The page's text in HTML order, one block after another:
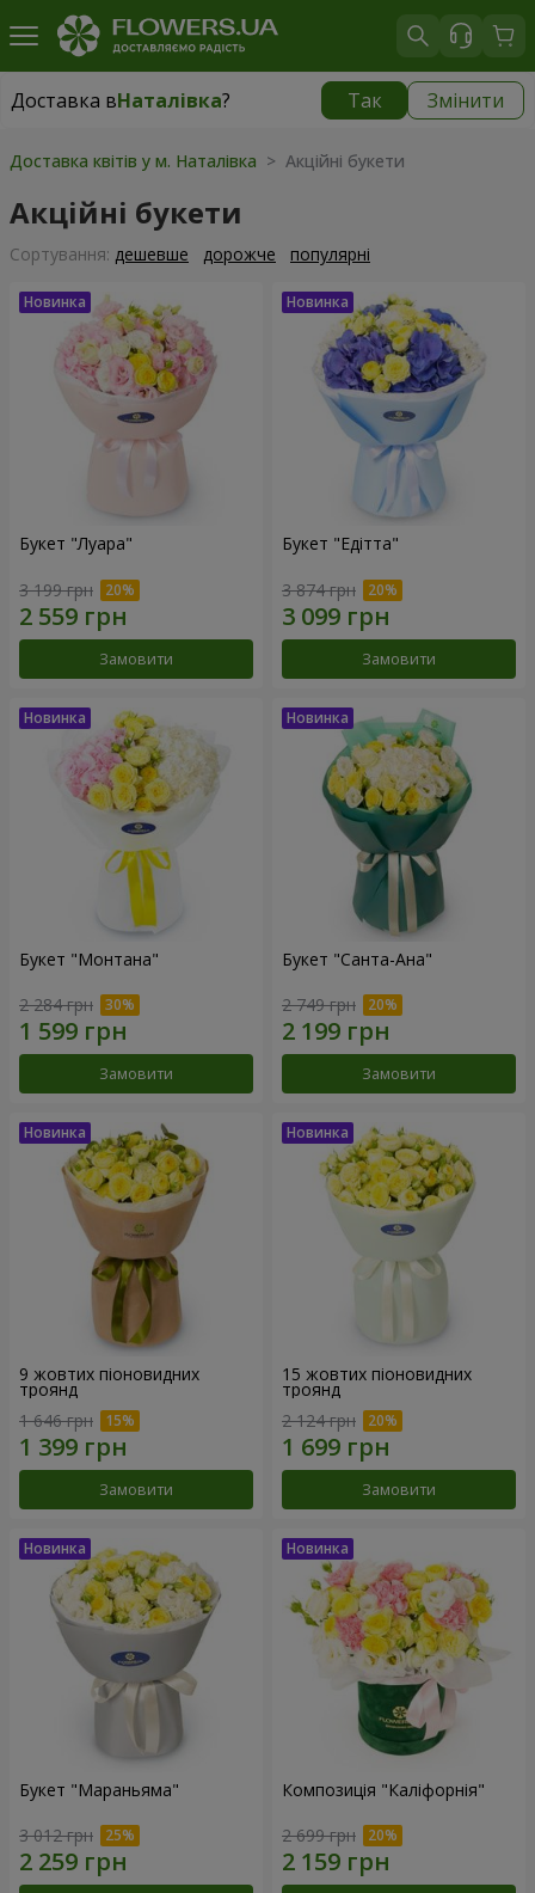
Доставка вНаталівка? Так Змінити
Доставка вНаталівка|
Доставка квітів у м. Наталівка > Акційні букети
Акційні букети
Сортування: дешевше дорожче популярні
Букет "Луара"
3 199 грн
Замовити
Букет "Едітта"
3 874 грн
Замовити
Букет "Монтана"
2 284 грн
Замовити
Букет "Санта-Ана"
2 749 грн
Замовити
9 жовтих піоновидних
троянд
1 646 грн
Замовити
15 жовтих піоновидних
троянд
2 124 грн
Замовити
Букет "Мараньяма"
3 012 грн
Композиція "Каліфорнія"
2 699 грн